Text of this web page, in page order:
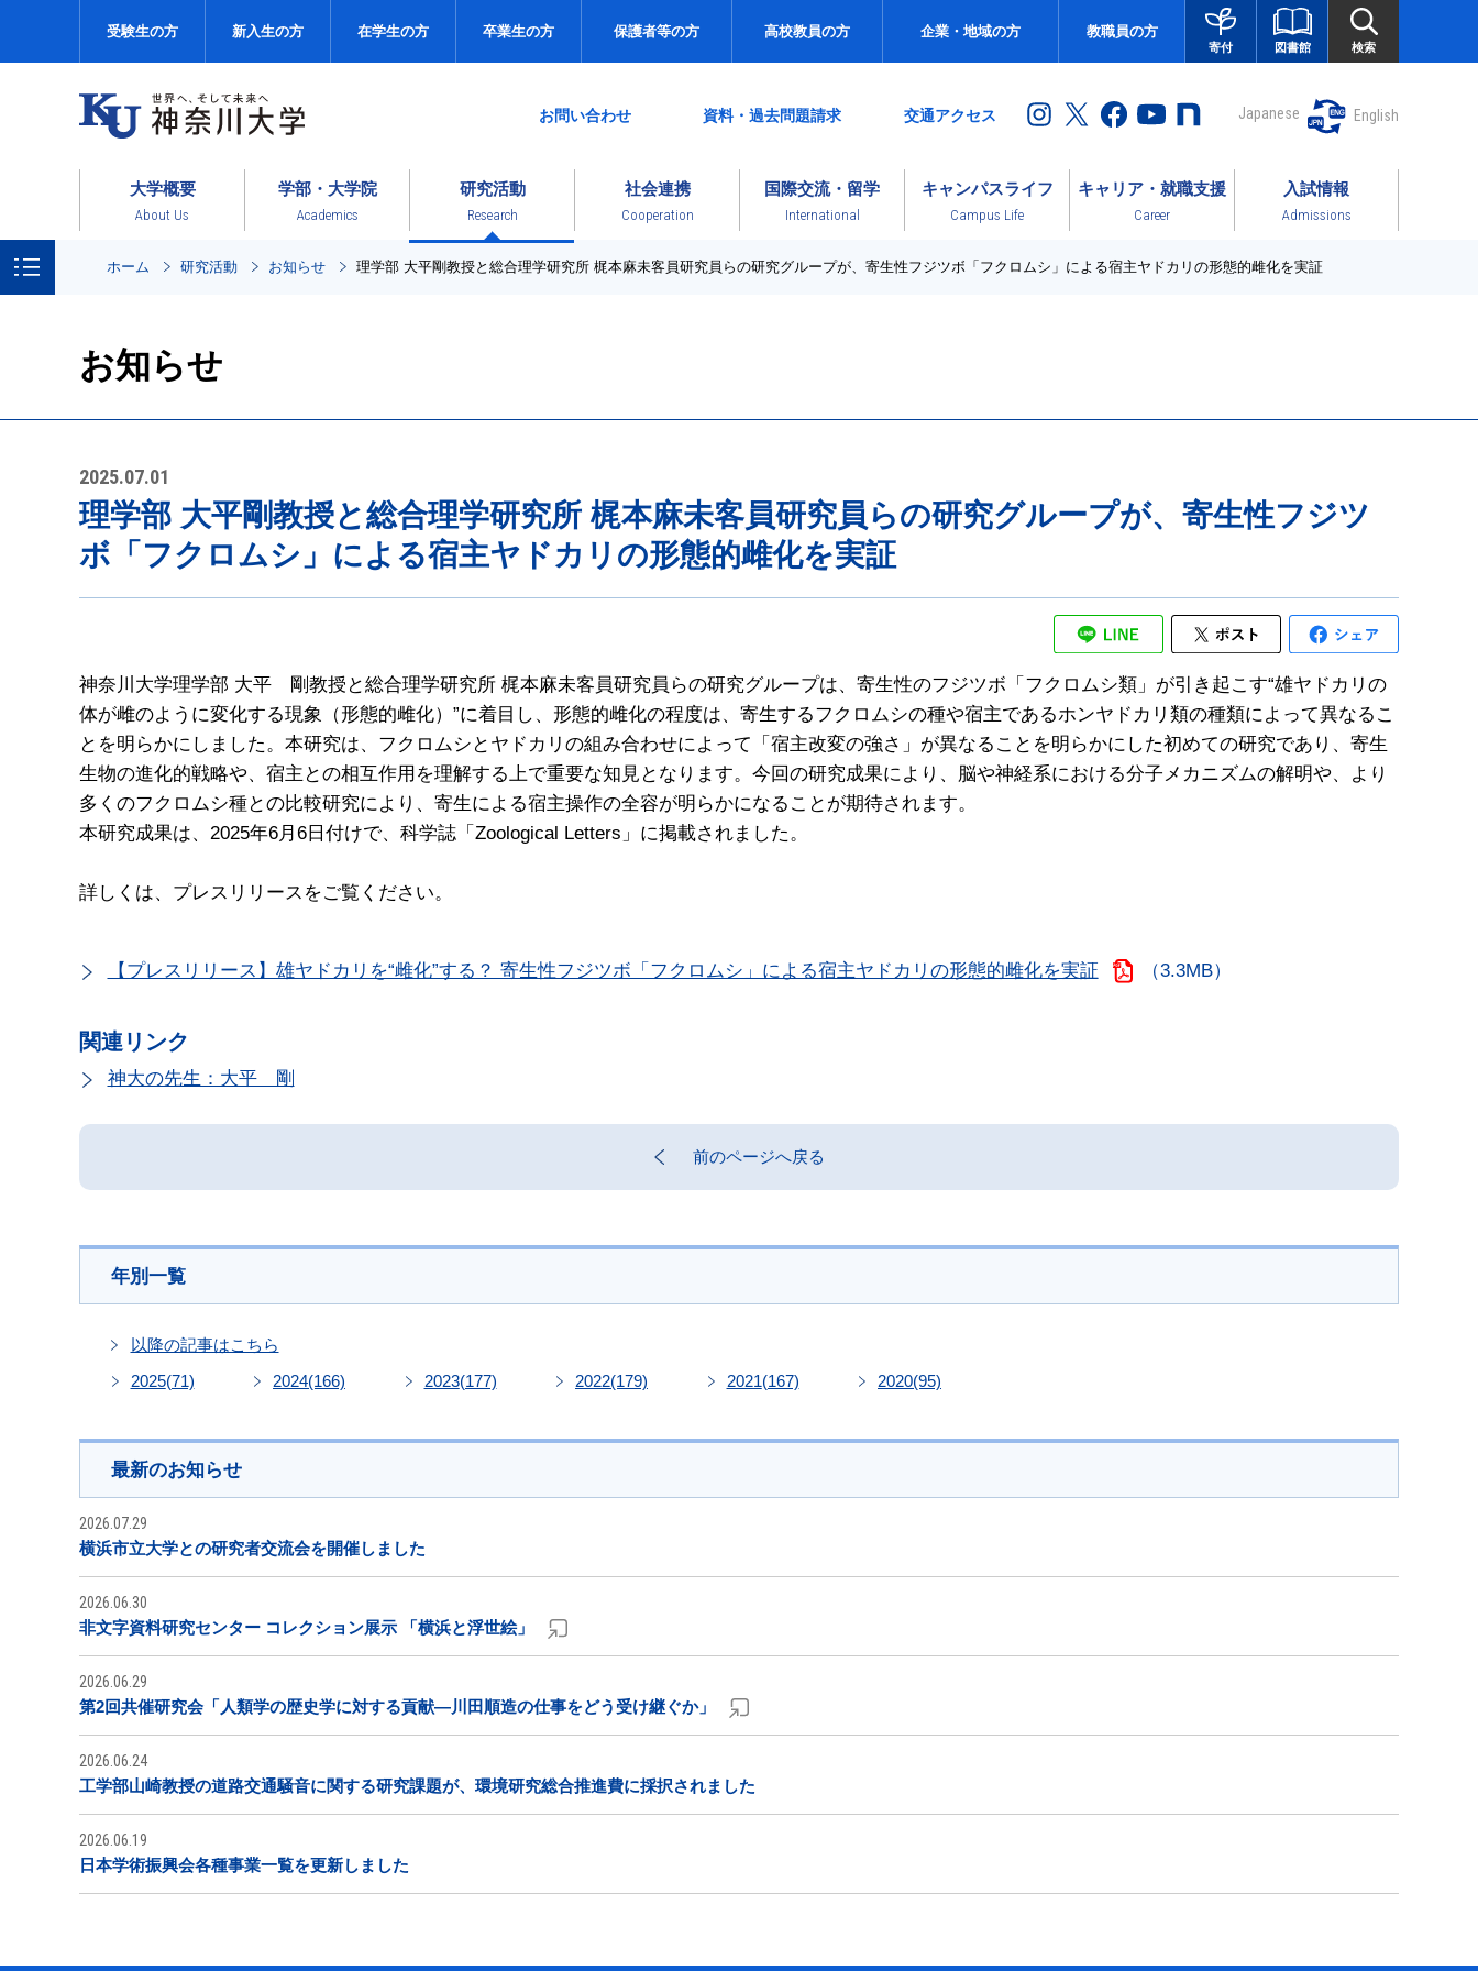
受験生の方 新入生の方 在学生の方 卒業生の方 保護者等の方 高校教員の方 企業・地域の方 教職員の方
寄付 図書館 検索
お問い合わせ 資料・過去問題請求 交通アクセス Japanese English
大学概要
About Us
学部・大学院
Academics
研究活動
Research
社会連携
Cooperation
国際交流・留学
International
キャンパスライフ
Campus Life
キャリア・就職支援
Career
入試情報
Admissions
ホーム 研究活動 お知らせ 理学部 大平剛教授と総合理学研究所 梶本麻未客員研究員らの研究グループが、寄生性フジツボ「フクロムシ」による宿主ヤドカリの形態的雌化を実証
お知らせ
2025.07.01
理学部 大平剛教授と総合理学研究所 梶本麻未客員研究員らの研究グループが、寄生性フジツ
ボ「フクロムシ」による宿主ヤドカリの形態的雌化を実証
神奈川大学理学部 大平 剛教授と総合理学研究所 梶本麻未客員研究員らの研究グループは、寄生性のフジツボ「フクロムシ類」が引き起こす“雄ヤドカリの
体が雌のように変化する現象（形態的雌化）”に着目し、形態的雌化の程度は、寄生するフクロムシの種や宿主であるホンヤドカリ類の種類によって異なるこ
とを明らかにしました。本研究は、フクロムシとヤドカリの組み合わせによって「宿主改変の強さ」が異なることを明らかにした初めての研究であり、寄生
生物の進化的戦略や、宿主との相互作用を理解する上で重要な知見となります。今回の研究成果により、脳や神経系における分子メカニズムの解明や、より
多くのフクロムシ種との比較研究により、寄生による宿主操作の全容が明らかになることが期待されます。
本研究成果は、2025年6月6日付けで、科学誌「Zoological Letters」に掲載されました。
詳しくは、プレスリリースをご覧ください。
【プレスリリース】雄ヤドカリを“雌化”する？ 寄生性フジツボ「フクロムシ」による宿主ヤドカリの形態的雌化を実証 （3.3MB）
関連リンク
神大の先生：大平 剛
前のページへ戻る
年別一覧
以降の記事はこちら
2025(71) 2024(166) 2023(177) 2022(179) 2021(167) 2020(95)
最新のお知らせ
2026.07.29
横浜市立大学との研究者交流会を開催しました
2026.06.30
非文字資料研究センター コレクション展示 「横浜と浮世絵」
2026.06.29
第2回共催研究会「人類学の歴史学に対する貢献―川田順造の仕事をどう受け継ぐか」
2026.06.24
工学部山崎教授の道路交通騒音に関する研究課題が、環境研究総合推進費に採択されました
2026.06.19
日本学術振興会各種事業一覧を更新しました